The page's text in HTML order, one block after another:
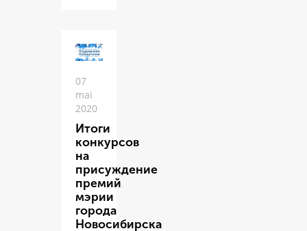
07
mai
2020
Итоги
конкурсов
на
присуждение
премий
мэрии
города
Новосибирска